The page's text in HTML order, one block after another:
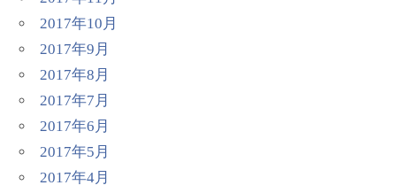
2017年10月
2017年9月
2017年8月
2017年7月
2017年6月
2017年5月
2017年4月